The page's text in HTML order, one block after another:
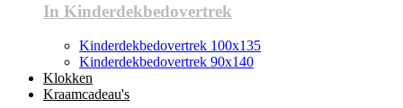
In Kinderdekbedovertrek
Kinderdekbedovertrek 100x135
Kinderdekbedovertrek 90x140
Klokken
Kraamcadeau's